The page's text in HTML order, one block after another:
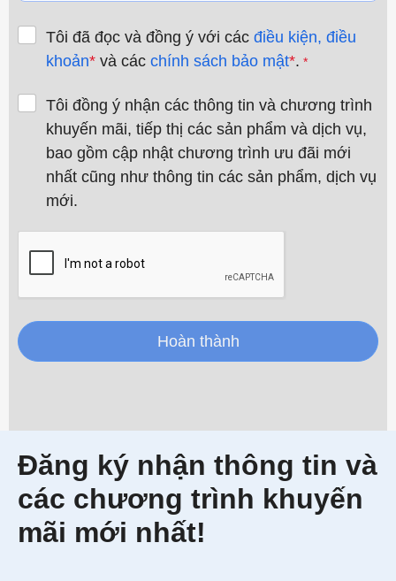
Tôi đã đọc và đồng ý với các điều kiện, điều
khoản*và các chính sách bảo mật*. *
Tôi đồng ý nhận các thông tin và chương trình
khuyến mãi, tiếp thị các sản phẩm và dịch vụ,
bao gồm cập nhật chương trình ưu đãi mới
nhất cũng như thông tin các sản phẩm, dịch vụ
mới.
Hoàn thành
Đăng ký nhận thông tin và
các chương trình khuyến
mãi mới nhất!